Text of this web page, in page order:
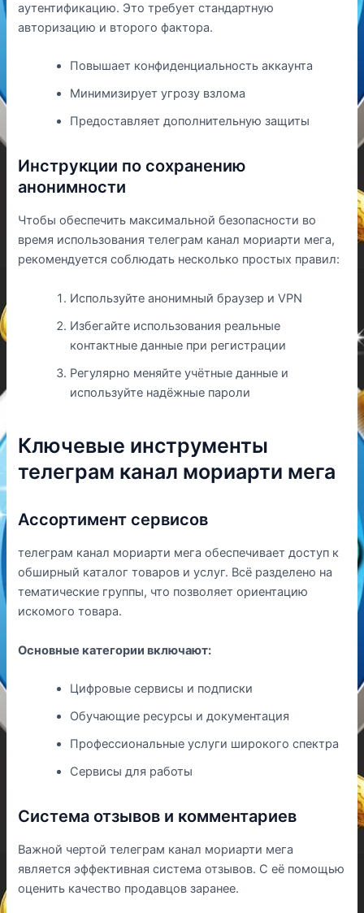
аутентификацию. Это требует стандартную
авторизацию и второго фактора.
Повышает конфиденциальность аккаунта
Минимизирует угрозу взлома
Предоставляет дополнительную защиты
Инструкции по сохранению
анонимности
Чтобы обеспечить максимальной безопасности во
время использования телеграм канал мориарти мега,
рекомендуется соблюдать несколько простых правил:
Используйте анонимный браузер и VPN
Избегайте использования реальные
контактные данные при регистрации
Регулярно меняйте учётные данные и
используйте надёжные пароли
Ключевые инструменты
телеграм канал мориарти мега
Ассортимент сервисов
телеграм канал мориарти мега обеспечивает доступ к
обширный каталог товаров и услуг. Всё разделено на
тематические группы, что позволяет ориентацию
искомого товара.
Основные категории включают:
Цифровые сервисы и подписки
Обучающие ресурсы и документация
Профессиональные услуги широкого спектра
Сервисы для работы
Система отзывов и комментариев
Важной чертой телеграм канал мориарти мега
является эффективная система отзывов. С её помощью
оценить качество продавцов заранее.